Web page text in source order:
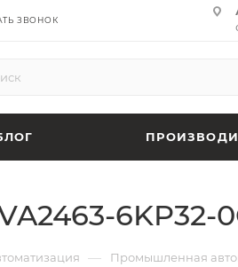
ЗВОНОК
6KP32-
— Промышленная